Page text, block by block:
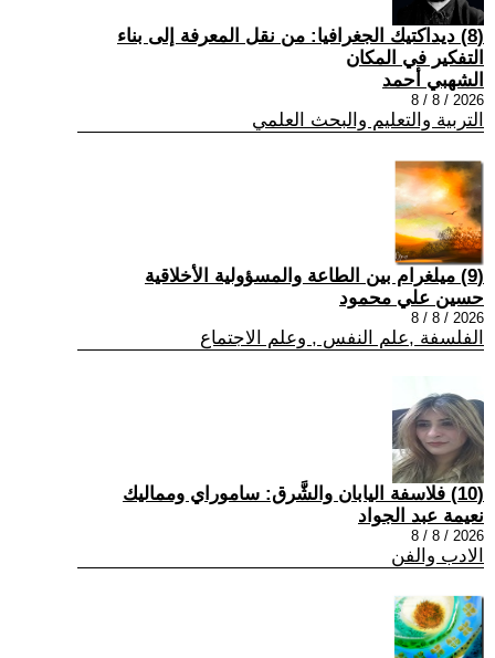
(8) ديداكتيك الجغرافيا: من نقل المعرفة إلى بناء
التفكير في المكان
الشهبي أحمد
2026 / 8 / 8
التربية والتعليم والبحث العلمي
(9) ميلغرام بين الطاعة والمسؤولية الأخلاقية
حسين علي محمود
2026 / 8 / 8
الفلسفة ,علم النفس , وعلم الاجتماع
(10) فلاسفة اليابان والشَّرق: ساموراي ومماليك
نعيمة عبد الجواد
2026 / 8 / 8
الادب والفن